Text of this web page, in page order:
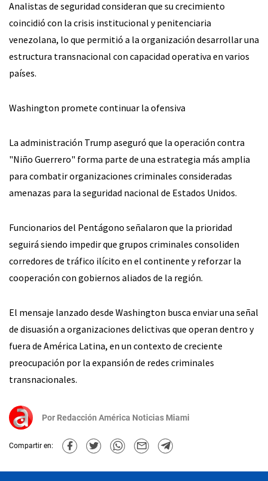
Analistas de seguridad consideran que su crecimiento
coincidió con la crisis institucional y penitenciaria
venezolana, lo que permitió a la organización desarrollar una
estructura transnacional con capacidad operativa en varios
países.
Washington promete continuar la ofensiva
La administración Trump aseguró que la operación contra
"Niño Guerrero" forma parte de una estrategia más amplia
para combatir organizaciones criminales consideradas
amenazas para la seguridad nacional de Estados Unidos.
Funcionarios del Pentágono señalaron que la prioridad
seguirá siendo impedir que grupos criminales consoliden
corredores de tráfico ilícito en el continente y reforzar la
cooperación con gobiernos aliados de la región.
El mensaje lanzado desde Washington busca enviar una señal
de disuasión a organizaciones delictivas que operan dentro y
fuera de América Latina, en un contexto de creciente
preocupación por la expansión de redes criminales
transnacionales.
Por Redacción América Noticias Miami
Compartir en: